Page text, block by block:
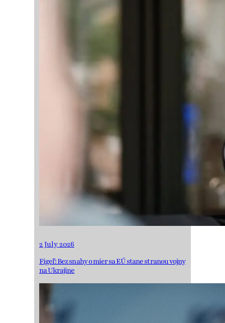
2 July 2026
Figeľ: Bez snahy o mier sa EÚ stane stranou vojny
na Ukrajine